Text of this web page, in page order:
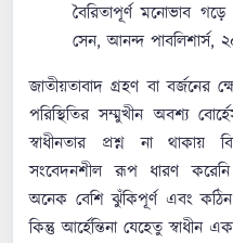
বৈরিতাপূর্ণ মনোভাব
সেন, আনন্দ পাবলিশার্স,
জাতীয়তাবাদ গ্রহণ বা বর্জনের
পরিস্থিতির সম্মুখীন অবশ্য
স্বাধীনতার প্রশ্ন না
সংবেদনশীল রূপ ধারণ
অনেক বেশি ঝুঁকিপূর্ণ এবং
কিন্তু আর্হেন্তিনা যেহেতু স্বাধীন